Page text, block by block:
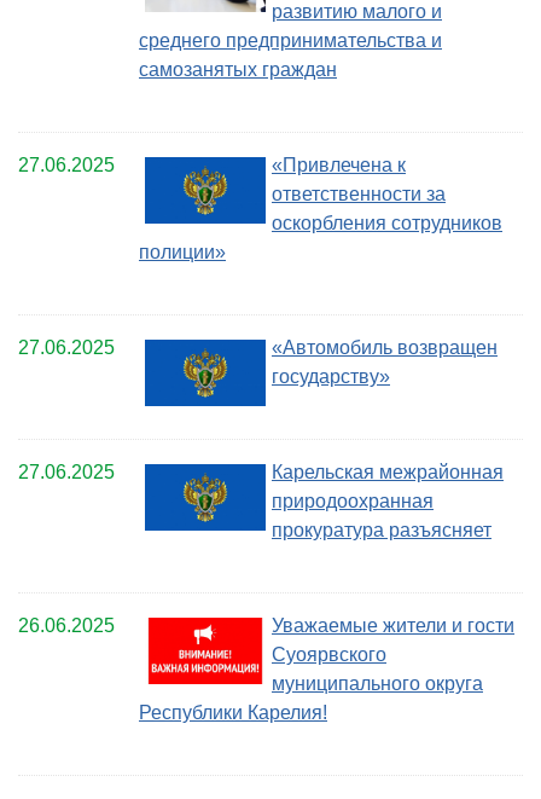
развитию малого и
среднего предпринимательства и
самозанятых граждан
27.06.2025
«Привлечена к
ответственности за
оскорбления сотрудников
полиции»
27.06.2025
«Автомобиль возвращен
государству»
27.06.2025
Карельская межрайонная
природоохранная
прокуратура разъясняет
26.06.2025
Уважаемые жители и гости
Суоярвского
муниципального округа
Республики Карелия!